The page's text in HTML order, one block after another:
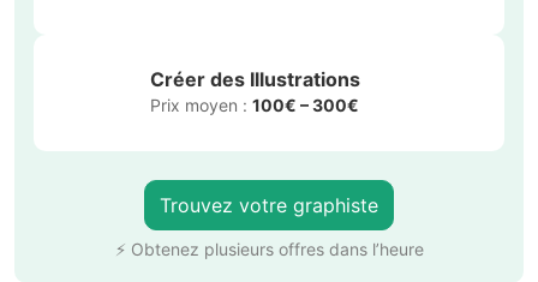
Créer des Illustrations
Prix moyen : 100€ – 300€
Trouvez votre graphiste
⚡ Obtenez plusieurs offres dans l’heure